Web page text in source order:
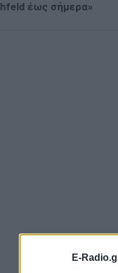
E-
έως σήμερα»